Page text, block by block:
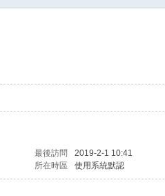
最後訪問
2019-2-1 10:41
所在時區 使用系統默認